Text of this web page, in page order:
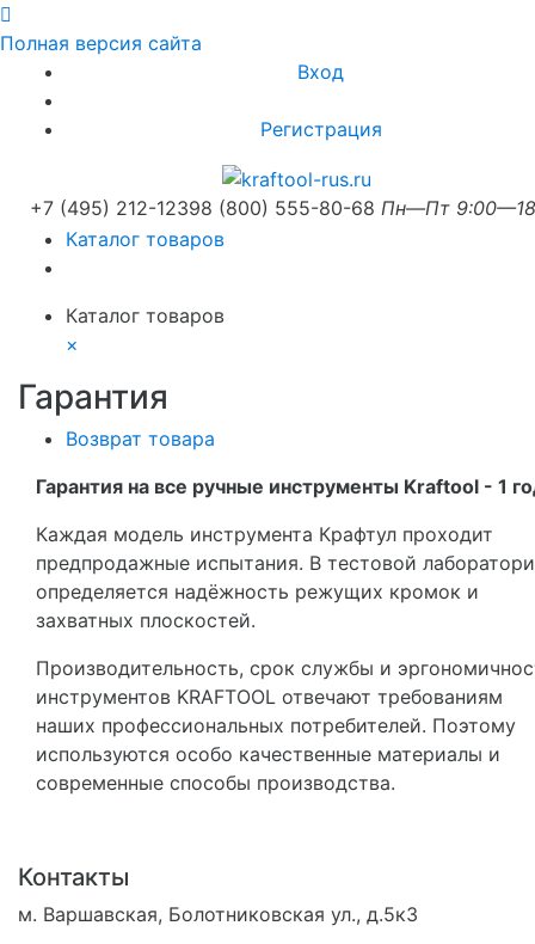
Полная версия сайта
Вход
Регистрация
+7 (495) 212-12398 (800) 555-80-68 Пн—Пт
Каталог товаров
Каталог товаров
×
Гарантия
Возврат товара
Гарантия на все ручные инструменты Kraftool - 1
Каждая модель инструмента Крафтул проходит
предпродажные испытания. В тестовой
определяется надёжность режущих кромок и
захватных плоскостей.
Производительность, срок службы и
инструментов KRAFTOOL отвечают требованиям
наших профессиональных потребителей. Поэтому
используются особо качественные материалы и
современные способы производства.
Контакты
м. Варшавская, Болотниковская ул., д.5к3